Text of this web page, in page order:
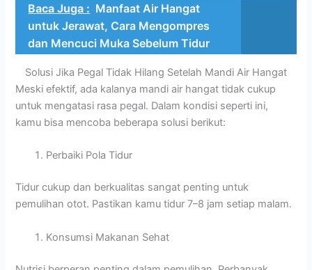
Baca Juga : Manfaat Air Hangat
untuk Jerawat, Cara Mengompres
dan Mencuci Muka Sebelum Tidur
Solusi Jika Pegal Tidak Hilang Setelah Mandi Air Hangat
Meski efektif, ada kalanya mandi air hangat tidak cukup
untuk mengatasi rasa pegal. Dalam kondisi seperti ini,
kamu bisa mencoba beberapa solusi berikut:
Perbaiki Pola Tidur
Tidur cukup dan berkualitas sangat penting untuk
pemulihan otot. Pastikan kamu tidur 7–8 jam setiap malam.
Konsumsi Makanan Sehat